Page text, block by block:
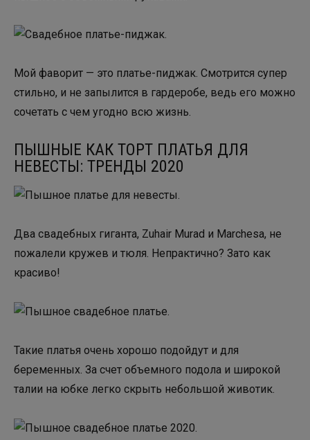
Мой фаворит — это платье-пиджак. Смотрится супер
стильно, и не запылится в гардеробе, ведь его можно
сочетать с чем угодно всю жизнь.
ПЫШНЫЕ КАК ТОРТ ПЛАТЬЯ ДЛЯ
НЕВЕСТЫ: ТРЕНДЫ 2020
Два свадебных гиганта, Zuhair Murad и Marchesa, не
пожалели кружев и тюля. Непрактично? Зато как
красиво!
Такие платья очень хорошо подойдут и для
беременных. За счет объемного подола и широкой
талии на юбке легко скрыть небольшой животик.